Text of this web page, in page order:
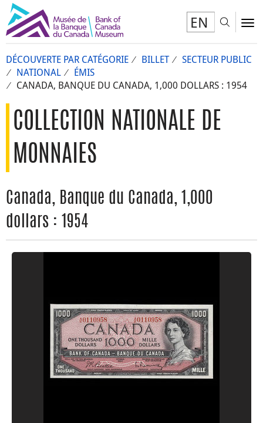
EN
DÉCOUVERTE PAR CATÉGORIE BILLET
SECTEUR PUBLIC
NATIONAL
ÉMIS
CANADA, BANQUE DU CANADA, 1,000 DOLLARS : 1954
COLLECTION NATIONALE DE
MONNAIES
Canada, Banque du Canada, 1,000
dollars : 1954